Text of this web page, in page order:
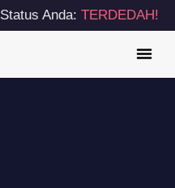
Status Anda: TERDEDAH!